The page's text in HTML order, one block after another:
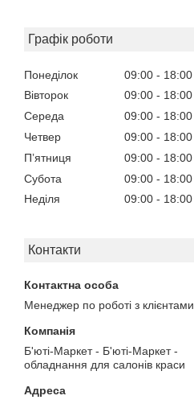
Графік роботи
Понеділок 09:00
18:00
Вівторок
09:00
18:00
Середа
09:00
18:00
Четвер
09:00
18:00
Пʼятниця
09:00
18:00
Субота
09:00
18:00
Неділя
09:00 18:00
Контакти
Менеджер по роботі з клієнтами
Б'юті-Маркет - Б'юті-Маркет -
обладнання для салонів краси